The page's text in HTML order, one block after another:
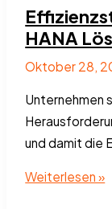
HANA
Oktober 28,
Unternehmen
und damit die
Weiterlesen »